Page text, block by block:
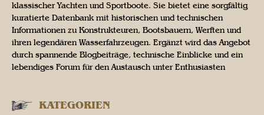
klassischer Yachten und Sportboote. Sie bietet eine sorgfältig
kuratierte Datenbank mit historischen und technischen
Informationen zu Konstrukteuren, Bootsbauern, Werften und
ihren legendären Wasserfahrzeugen. Ergänzt wird das Angebot
durch spannende Blogbeiträge, technische Einblicke und ein
lebendiges Forum für den Austausch unter Enthusiasten
KATEGORIEN